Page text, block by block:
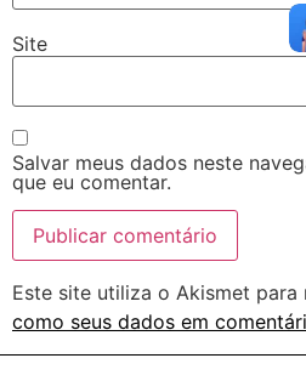
Site
Salvar meus dados neste
que eu comentar.
Este site utiliza o Akismet para
como seus dados em